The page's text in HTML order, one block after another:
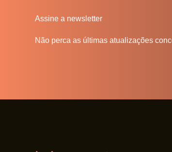
Assine a newsletter
Não perca as últimas atualizações